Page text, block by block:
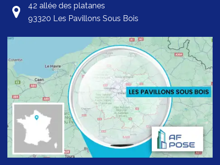
42 allée des platanes
93320 Les Pavillons Sous Bois